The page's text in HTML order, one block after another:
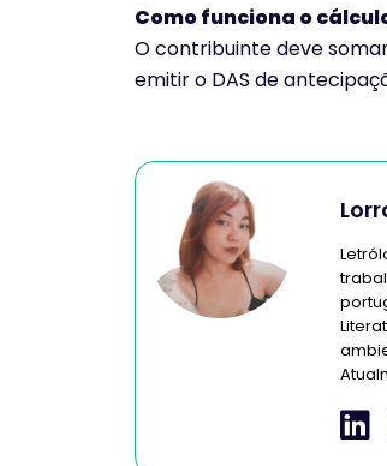
Como funciona o
O contribuinte deve
emitir o DAS de